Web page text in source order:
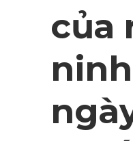
của